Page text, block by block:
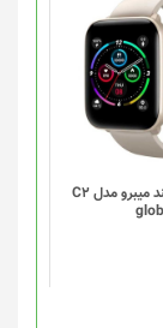
ساعت هوشمند میبرو مدل C2
این
محصول
دارای
انواع
مختلفی
می
گزینه
ها